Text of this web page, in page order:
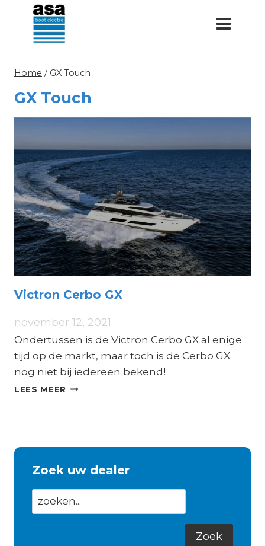
Doorgaan
inhoud
Home / GX Touch
GX Touch
Victron Cerbo GX
november 12, 2021
Ondertussen is de Victron Cerbo GX al enige
tijd op de markt, maar toch is de Cerbo GX
nog niet bij iedereen bekend!
LEES MEER VICTRON
Zoek uw dealer